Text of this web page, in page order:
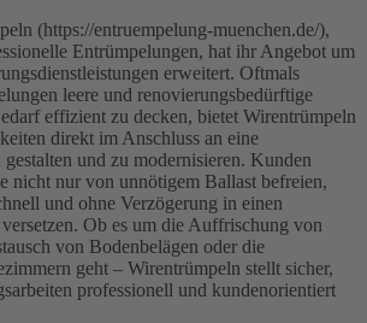
(https://entruempelung-muenchen.de/),
Entrümpelungen, hat ihr Angebot um
erweitert. Oftmals
leere und renovierungsbedürftige
effizient zu decken, bietet Wirentrümpeln
direkt im Anschluss an eine
und zu modernisieren. Kunden
nicht nur von unnötigem Ballast befreien,
und ohne Verzögerung in einen
Ob es um die Auffrischung von
von Bodenbelägen oder die
geht – Wirentrümpeln stellt sicher,
professionell und kundenorientiert